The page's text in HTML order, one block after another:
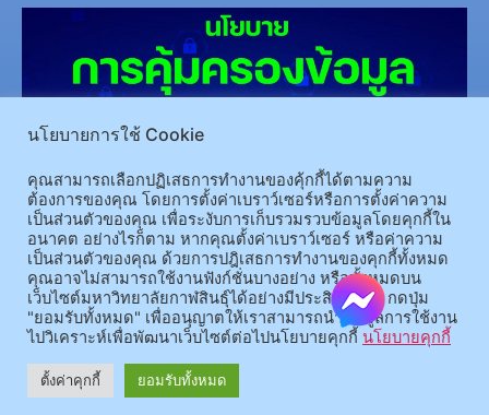
(อ.นามน)13 หมู่ 14 ต.สงเปลือย อ.นามน จ.กาฬสินธุ์ 46230โทรศัพท์ : 043-602-055 โทรสาร :
043-602-044
(อ.เมือง)62/1 ถ.เกษตรสมบูรณ์ ต.กาฬสินธุ์ อ.เมือง จ.กาฬสินธุ์ 46000โทรศัพท์ 043-811128 08-
64584360 โทรสาร 043-813070
© 2025 All rights Reserved.
นโยบายการใช้ Cookie
คุณสามารถเลือกปฏิเสธการทำงานของคุ้กกี้ได้ตามความ
ต้องการของคุณ โดยการตั้งค่าเบราว์เซอร์หรือการตั้งค่าความ
เป็นส่วนตัวของคุณ เพื่อระงับการเก็บรวมรวบข้อมูลโดยคุกกี้ใน
อนาคต อย่างไรก็ตาม หากคุณตั้งค่าเบราว์เซอร์ หรือค่าความ
เป็นส่วนตัวของคุณ ด้วยการปฎิเสธการทำงานของคุกกี้ทั้งหมด
คุณอาจไม่สามารถใช้งานฟังก์ชั่นบางอย่าง หรือทั้งหมดบน
เว็บไซต์มหาวิทยาลัยกาฬสินธุ์ได้อย่างมีประสิทธิภาพ กดปุ่ม
"ยอมรับทั้งหมด" เพื่ออนุญาตให้เราสามารถนำข้อมูลการใช้งาน
ไปวิเคราะห์เพื่อพัฒนาเว็บไซต์ต่อไปนโยบายคุกกี้ นโยบายคุกกี้
ตั้งค่าคุกกี้ ยอมรับทั้งหมด